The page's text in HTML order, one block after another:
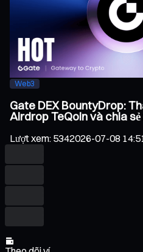
Web3
Gate DEX BountyDrop:
Airdrop TeQoin và chia
Lượt xem: 5342026-07-08